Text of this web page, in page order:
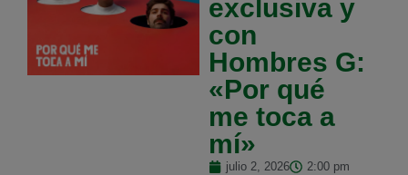
exclusiva y
con
Hombres G:
«Por qué
me toca a
mí»
julio 2, 2026 2:00 pm